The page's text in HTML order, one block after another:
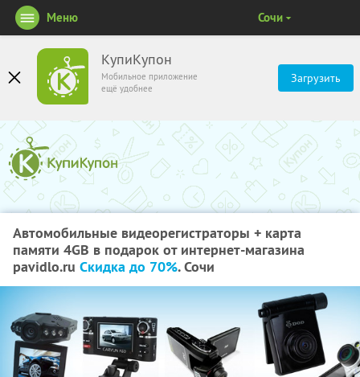
КупиКупон
Мобильное приложение
ещё удобнее
Загрузить
Меню Сочи
Автомобильные видеорегистраторы + карта
памяти 4GB в подарок от интернет-магазина
pavidlo.ru Скидка до 70%. Сочи